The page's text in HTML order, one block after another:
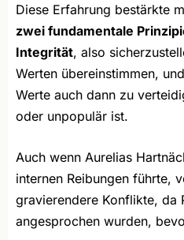
Diese Erfahrung bestärkte
zwei fundamentale
Integrität, also
Werten übereinstimmen, und
Werte auch dann zu
oder unpopulär ist.
Auch wenn Aurelias
internen Reibungen führte,
gravierendere Konflikte, da
angesprochen wurden,